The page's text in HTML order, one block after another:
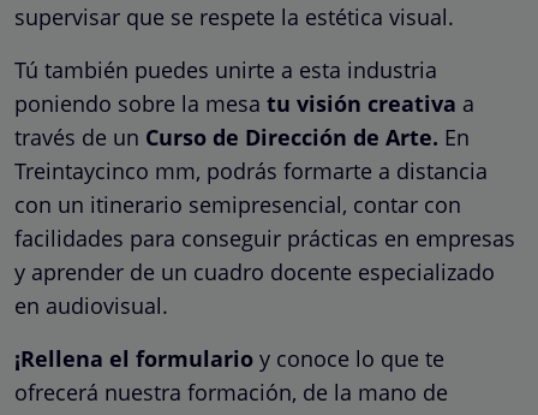
supervisar que se respete la estética visual.
Tú también puedes unirte a esta industria
poniendo sobre la mesa tu visión creativa a
través de un Curso de Dirección de Arte. En
Treintaycinco mm, podrás formarte a distancia
con un itinerario semipresencial, contar con
facilidades para conseguir prácticas en empresas
y aprender de un cuadro docente especializado
en audiovisual.
¡Rellena el formulario y conoce lo que te
ofrecerá nuestra formación, de la mano de